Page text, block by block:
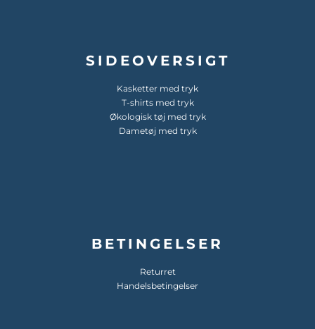
SIDEOVERSIGT
Kasketter med tryk
T-shirts med tryk
Økologisk tøj med tryk
Dametøj med tryk
BETINGELSER
Returret
Handelsbetingelser